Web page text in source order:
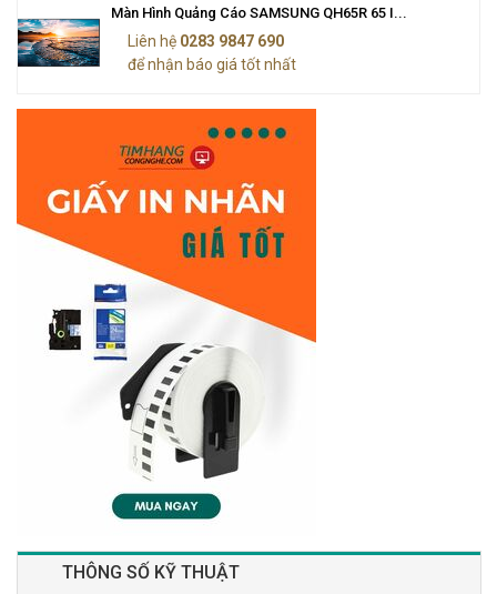
Màn Hình Quảng Cáo SAMSUNG QH65R 65 I...
Liên hệ 0283 9847 690
để nhận báo giá tốt nhất
THÔNG SỐ KỸ THUẬT